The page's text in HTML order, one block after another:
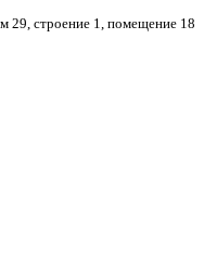
29, строение 1, помещение 18